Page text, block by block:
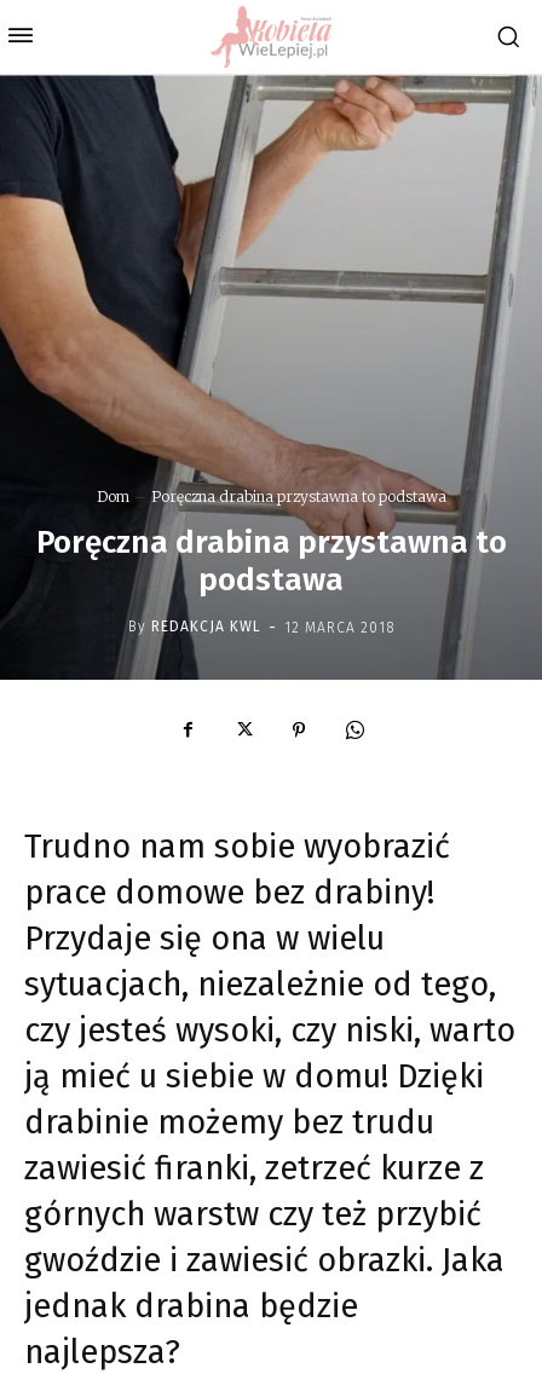
Dom Poręczna drabina przystawna to podstawa
Poręczna drabina przystawna to
podstawa
By REDAKCJA KWL - 12 MARCA 2018
Trudno nam sobie wyobrazić
prace domowe bez drabiny!
Przydaje się ona w wielu
sytuacjach, niezależnie od tego,
czy jesteś wysoki, czy niski, warto
ją mieć u siebie w domu! Dzięki
drabinie możemy bez trudu
zawiesić firanki, zetrzeć kurze z
górnych warstw czy też przybić
gwoździe i zawiesić obrazki. Jaka
jednak drabina będzie
najlepsza?